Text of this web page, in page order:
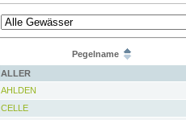
Pegelname
ALLER
AHLDEN
CELLE